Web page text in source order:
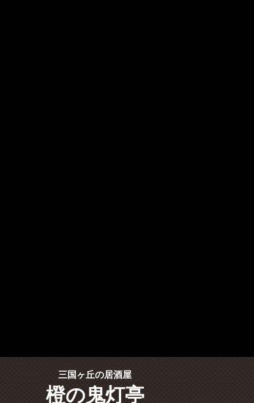
三国ヶ丘の居酒屋
橙の鬼灯亭